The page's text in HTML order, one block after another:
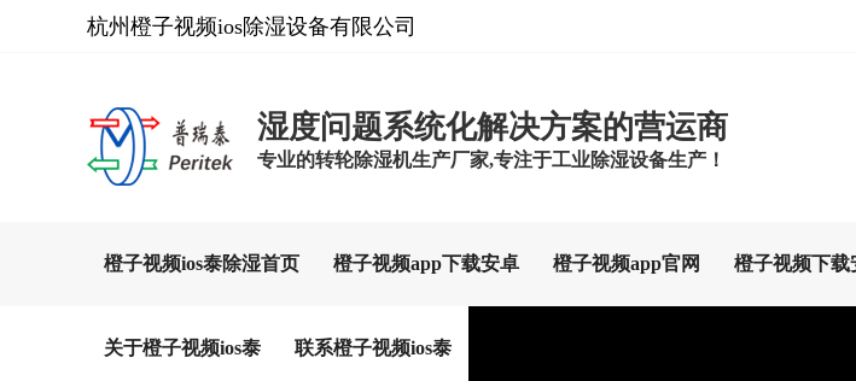
杭州橙子视频ios除湿设备有限公司
湿度问题系统化解决方案的营运商
专业的转轮除湿机生产厂家,专注于工业除湿设备生产！
橙子视频ios泰除湿首页 橙子视频app下载安卓 橙子视频app官网 橙子视频下载
关于橙子视频ios泰 联系橙子视频ios泰